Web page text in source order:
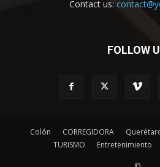
Contact us:
FOLLOW
Colón CORREGIDORA
TURISMO
Entretenimiento